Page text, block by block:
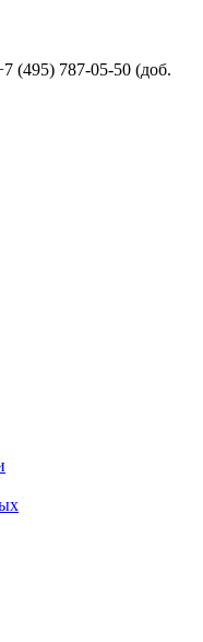
(495) 787-05-50 (доб.